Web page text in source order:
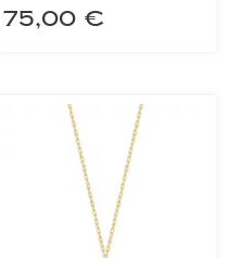
75,00 €